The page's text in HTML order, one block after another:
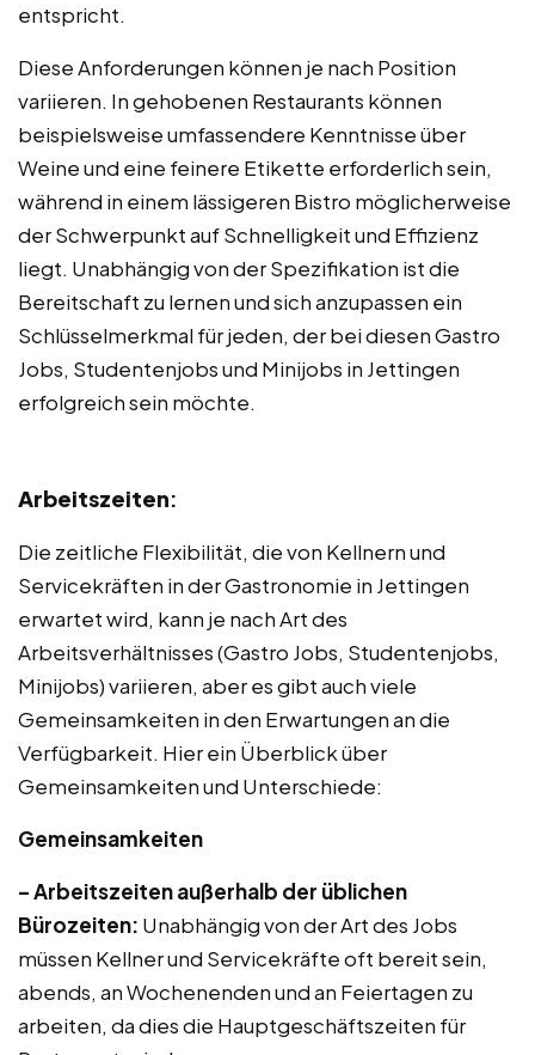
entspricht.
Diese Anforderungen können je nach Position
variieren. In gehobenen Restaurants können
beispielsweise umfassendere Kenntnisse über
Weine und eine feinere Etikette erforderlich sein,
während in einem lässigeren Bistro möglicherweise
der Schwerpunkt auf Schnelligkeit und Effizienz
liegt. Unabhängig von der Spezifikation ist die
Bereitschaft zu lernen und sich anzupassen ein
Schlüsselmerkmal für jeden, der bei diesen Gastro
Jobs, Studentenjobs und Minijobs in Jettingen
erfolgreich sein möchte.
Arbeitszeiten:
Die zeitliche Flexibilität, die von Kellnern und
Servicekräften in der Gastronomie in Jettingen
erwartet wird, kann je nach Art des
Arbeitsverhältnisses (Gastro Jobs, Studentenjobs,
Minijobs) variieren, aber es gibt auch viele
Gemeinsamkeiten in den Erwartungen an die
Verfügbarkeit. Hier ein Überblick über
Gemeinsamkeiten und Unterschiede:
Gemeinsamkeiten
– Arbeitszeiten außerhalb der üblichen
Bürozeiten: Unabhängig von der Art des Jobs
müssen Kellner und Servicekräfte oft bereit sein,
abends, an Wochenenden und an Feiertagen zu
arbeiten, da dies die Hauptgeschäftszeiten für